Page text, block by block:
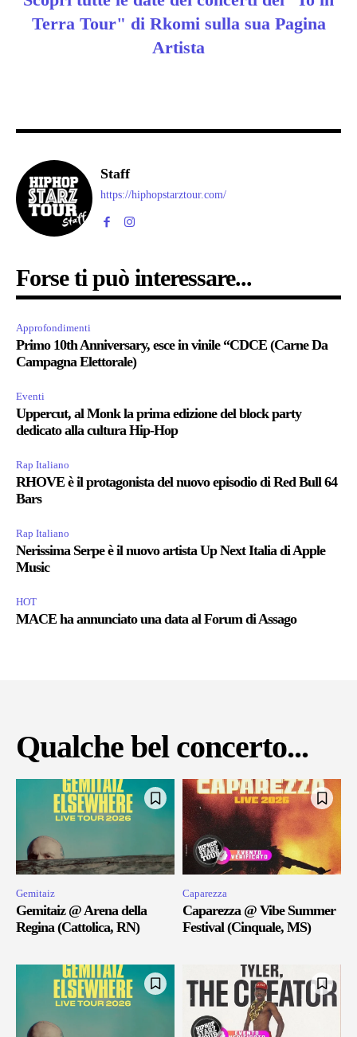
Terra Tour" di Rkomi sulla sua Pagina
Artista
Staff
https://hiphopstarztour.com/
Forse ti può interessare...
Approfondimenti
Primo 10th Anniversary, esce in vinile “CDCE (Carne Da
Campagna Elettorale)
Eventi
Uppercut, al Monk la prima edizione del block party
dedicato alla cultura Hip-Hop
Rap Italiano
RHOVE è il protagonista del nuovo episodio di Red Bull 64
Bars
Rap Italiano
Nerissima Serpe è il nuovo artista Up Next Italia di Apple
Music
HOT
MACE ha annunciato una data al Forum di Assago
Qualche bel concerto...
Gemitaiz
Gemitaiz @ Arena della
Regina (Cattolica, RN)
Caparezza
Caparezza @ Vibe Summer
Festival (Cinquale, MS)